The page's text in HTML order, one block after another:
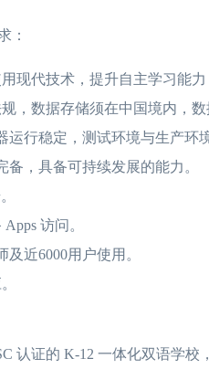
：
现代技术，提升自主学习能
，数据存储须在中国境内，数
运行稳定，测试环境与生产环
备，具备可持续发展的能力。
访问。
近6000用户使用。
认证的 K-12 一体化双语学